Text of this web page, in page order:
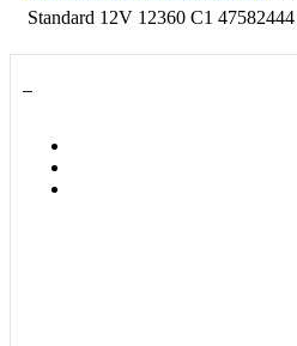
Standard 12V 12360 C1 47582444